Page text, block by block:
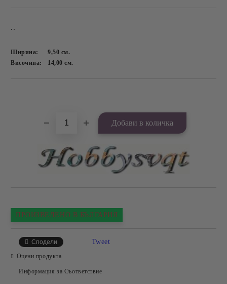
..
Ширина: 9,50 см.
Височина:
14,00см.
ПРОИЗВЕДЕНО В БЪЛГАРИЯ
Сподели Tweet
Оцени продукта
Информация за Съответствие